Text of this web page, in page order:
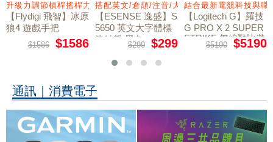
墊
升級力調節槓桿搖桿力切換扳機
【Flydigi 飛智】冰原
狼4 遊戲手把
$1586 $1586
搭配英文/倉頡/注音/大易
【ESENSE 逸盛】S
5650 英文大字體標
準鍵盤 黑色
$299 $299
結合最新電競科技與
【Logitech G】羅技
G PRO X 2 SUPER
STRIKE 無線類比遊
戲滑鼠$5190 $5190
通訊｜消費電子